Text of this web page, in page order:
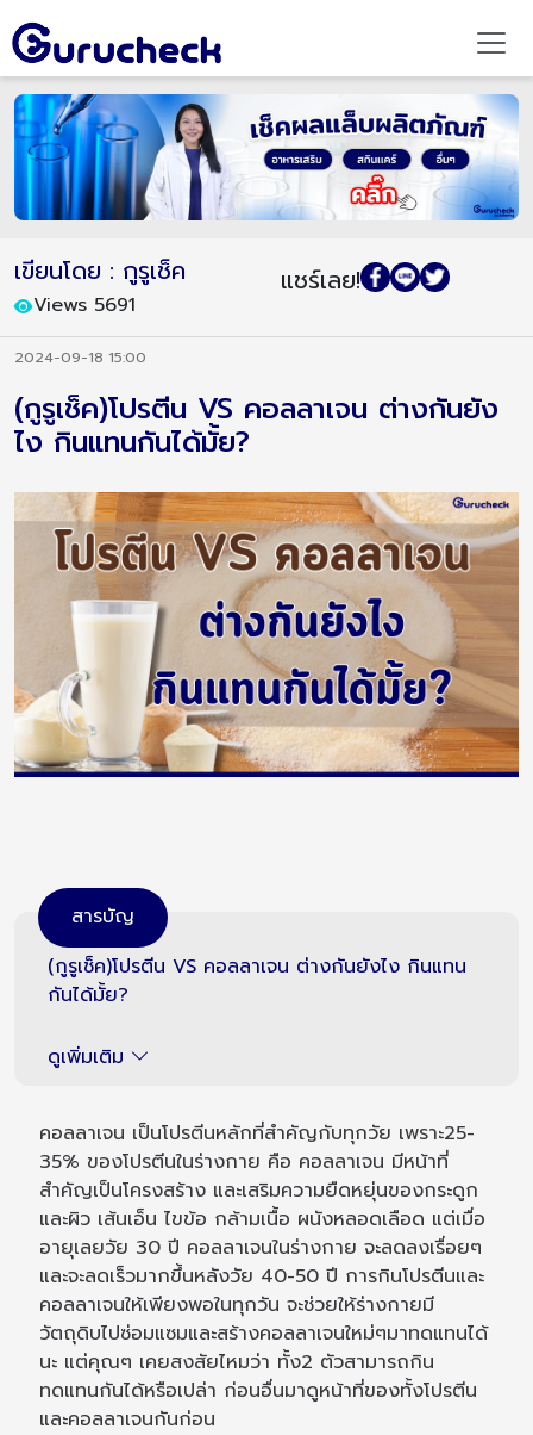
เขียนโดย : กูรูเช็ค
Views 5691
แชร์เลย!
2024-09-18 15:00
(กูรูเช็ค)โปรตีน VS คอลลาเจน ต่างกันยัง
ไง กินแทนกันได้มั้ย?
สารบัญ
(กูรูเช็ค)โปรตีน VS คอลลาเจน ต่างกันยังไง กินแทน
กันได้มั้ย?
ดูเพิ่มเติม
คอลลาเจน เป็นโปรตีนหลักที่สำคัญกับทุกวัย เพราะ25-
35% ของโปรตีนในร่างกาย คือ คอลลาเจน มีหน้าที่
สำคัญเป็นโครงสร้าง และเสริมความยืดหยุ่นของกระดูก
และผิว เส้นเอ็น ไขข้อ กล้ามเนื้อ ผนังหลอดเลือด แต่เมื่อ
อายุเลยวัย 30 ปี คอลลาเจนในร่างกาย จะลดลงเรื่อยๆ
และจะลดเร็วมากขึ้นหลังวัย 40-50 ปี การกินโปรตีนและ
คอลลาเจนให้เพียงพอในทุกวัน จะช่วยให้ร่างกายมี
วัตถุดิบไปซ่อมแซมและสร้างคอลลาเจนใหม่ๆมาทดแทนได้
นะ แต่คุณๆ เคยสงสัยไหมว่า ทั้ง2 ตัวสามารถกิน
ทดแทนกันได้หรือเปล่า ก่อนอื่นมาดูหน้าที่ของทั้งโปรตีน
และคอลลาเจนกันก่อน